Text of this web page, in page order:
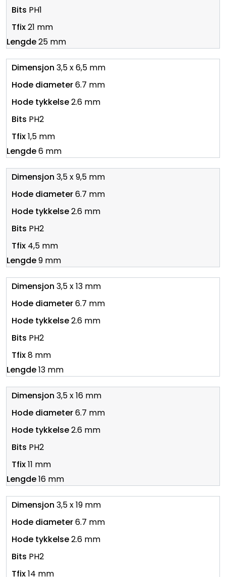
PH1
21 mm
25 mm
3,5 x 6,5 mm
6.7 mm
2.6 mm
PH2
1,5 mm
6 mm
3,5 x 9,5 mm
6.7 mm
2.6 mm
PH2
4,5 mm
9 mm
3,5 x 13 mm
6.7 mm
2.6 mm
PH2
8 mm
13 mm
3,5 x 16 mm
6.7 mm
2.6 mm
PH2
11 mm
16 mm
3,5 x 19 mm
6.7 mm
2.6 mm
PH2
14 mm